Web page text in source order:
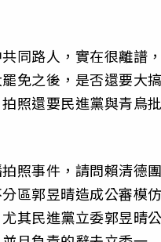
同路人，實在很離譜
免之後，是否還要大
照還要民進黨與青鳥
照事件，請問賴清德
區郭昱晴造成公審模
其民進黨立委郭昱晴